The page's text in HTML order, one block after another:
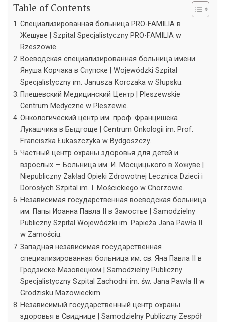
Table of Contents
Специализированная больница PRO-FAMILIA в
Жешуве | Szpital Specjalistyczny PRO-FAMILIA w
Rzeszowie.
Воеводская специализированная больница имени
Януша Корчака в Слупске | Wojewódzki Szpital
Specjalistyczny im. Janusza Korczaka w Słupsku.
Плешевский Медицинский Центр | Pleszewskie
Centrum Medyczne w Pleszewie.
Онкологический центр им. проф. Францишека
Лукашчика в Быдгоще | Centrum Onkologii im. Prof.
Franciszka Łukaszczyka w Bydgoszczy.
Частный центр охраны здоровья для детей и
взрослых — Больница им. И. Мосцицького в Хожуве |
Niepubliczny Zakład Opieki Zdrowotnej Lecznica Dzieci i
Dorosłych Szpital im. I. Mościckiego w Chorzowie.
Независимая государственная воеводская больница
им. Папы Иоанна Павла II в Замостье | Samodzielny
Publiczny Szpital Wojewódzki im. Papieża Jana Pawła II
w Zamościu.
Западная независимая государственная
специализированная больница им. св. Яна Павла II в
Гродзиске-Мазовецком | Samodzielny Publiczny
Specjalistyczny Szpital Zachodni im. św. Jana Pawła II w
Grodzisku Mazowieckim.
Независимый государственный центр охраны
здоровья в Свиднице | Samodzielny Publiczny Zespół